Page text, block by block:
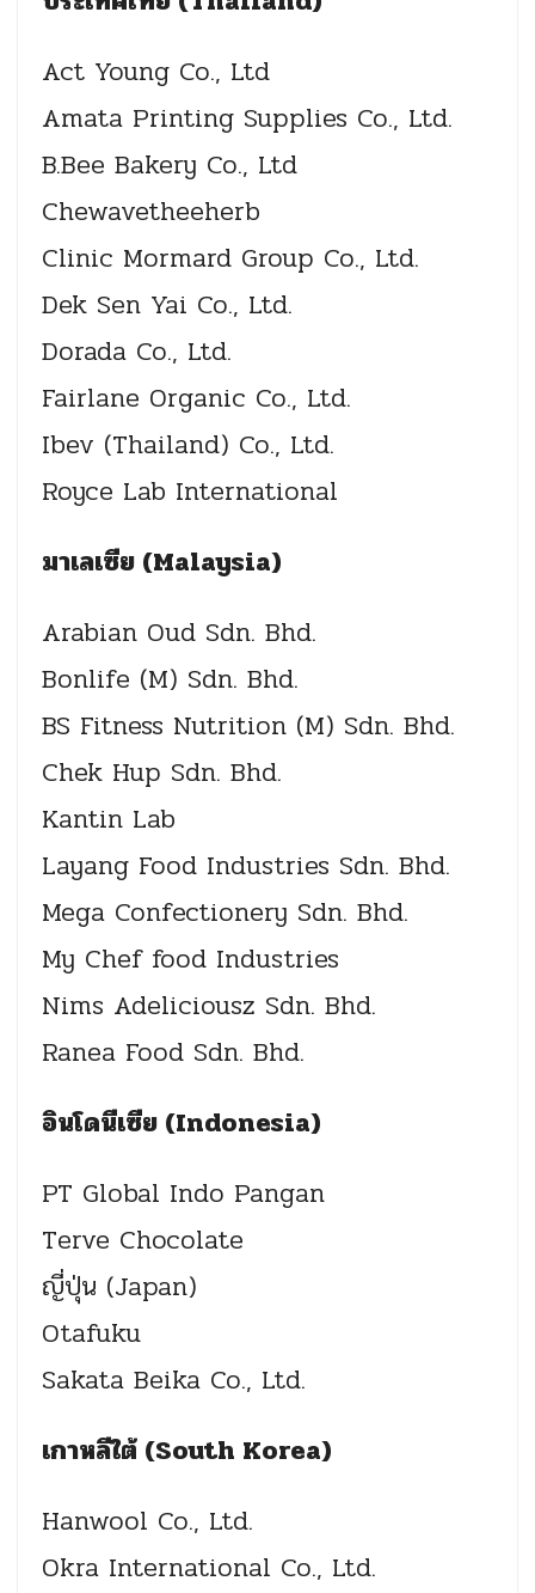
Act Young Co., Ltd
Amata Printing Supplies Co., Ltd.
B.Bee Bakery Co., Ltd
Chewavetheeherb
Clinic Mormard Group Co., Ltd.
Dek Sen Yai Co., Ltd.
Dorada Co., Ltd.
Fairlane Organic Co., Ltd.
Ibev (Thailand) Co., Ltd.
Royce Lab International
มาเลเซีย (Malaysia)
Arabian Oud Sdn. Bhd.
Bonlife (M) Sdn. Bhd.
BS Fitness Nutrition (M) Sdn. Bhd.
Chek Hup Sdn. Bhd.
Kantin Lab
Layang Food Industries Sdn. Bhd.
Mega Confectionery Sdn. Bhd.
My Chef food Industries
Nims Adeliciousz Sdn. Bhd.
Ranea Food Sdn. Bhd.
อินโดนีเซีย (Indonesia)
PT Global Indo Pangan
Terve Chocolate
ญี่ปุ่น (Japan)
Otafuku
Sakata Beika Co., Ltd.
เกาหลีใต้ (South Korea)
Hanwool Co., Ltd.
Okra International Co., Ltd.